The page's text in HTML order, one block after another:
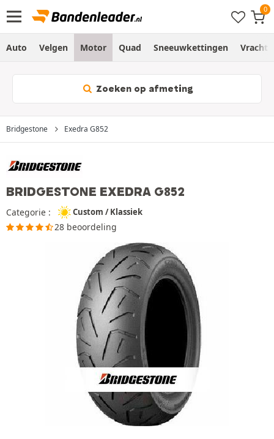
Auto Velgen Motor Quad Sneeuwkettingen
Zoeken op afmeting
Bridgestone Exedra G852
BRIDGESTONE EXEDRA G852
Categorie : Custom / Klassiek
28 beoordeling